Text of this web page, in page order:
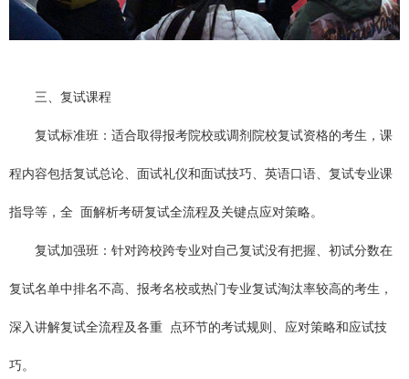
三、复试课程
复试标准班：适合取得报考院校或调剂院校复试资格的考生，课
程内容包括复试总论、面试礼仪和面试技巧、英语口语、复试专业课
指导等，全 面解析考研复试全流程及关键点应对策略。
复试加强班：针对跨校跨专业对自己复试没有把握、初试分数在
复试名单中排名不高、报考名校或热门专业复试淘汰率较高的考生，
深入讲解复试全流程及各重 点环节的考试规则、应对策略和应试技
巧。